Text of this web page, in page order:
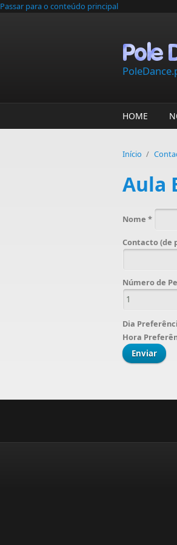
Passar para o conteúdo principal
HOME
Início /
Aula
Nome *
Contacto (de
Número de
Dia
Hora